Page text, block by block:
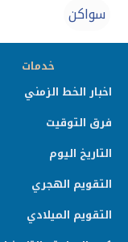
سواكن
خدمات
اخبار الخط الزمني
فرق التوقيت
التاريخ اليوم
التقويم الهجري
التقويم الميلادي